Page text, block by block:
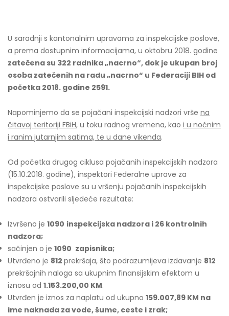
U saradnji s kantonalnim upravama za inspekcijske poslove,
a prema dostupnim informacijama, u oktobru 2018. godine
zatečena su 322 radnika „nacrno“, dok je ukupan broj
osoba zatečenih na radu „nacrno“ u Federaciji BIH od
početka 2018. godine 2591.
Napominjemo da se pojačani inspekcijski nadzori vrše na
čitavoj teritoriji FBiH, u toku radnog vremena, kao i u noćnim
i ranim jutarnjim satima, te u dane vikenda.
Od početka drugog ciklusa pojačanih inspekcijskih nadzora
(15.10.2018. godine), inspektori Federalne uprave za
inspekcijske poslove su u vršenju pojačanih inspekcijskih
nadzora ostvarili sljedeće rezultate:
Izvršeno je 1090 inspekcijska nadzora i 26 kontrolnih
nadzora;
sačinjen o je 1090 zapisnika;
Utvrđeno je 812 prekršaja, što podrazumijeva izdavanje 812
prekršajnih naloga sa ukupnim finansijskim efektom u
iznosu od 1.153.200,00 KM.
Utvrđen je iznos za naplatu od ukupno 159.007,89 KM na
ime naknada za vode, šume, ceste i zrak;